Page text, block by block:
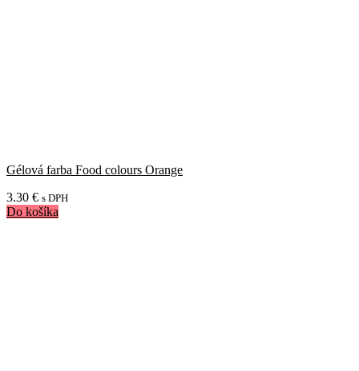
Gélová farba Food colours Orange
3.30 € s DPH
Do košíka